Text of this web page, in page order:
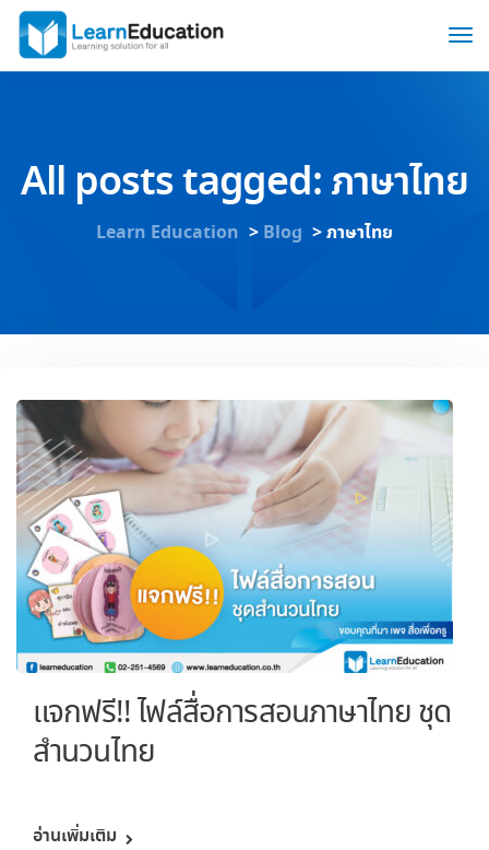
All posts tagged: ภาษาไทย
Learn Education > Blog >ภาษาไทย
แจกฟรี!! ไฟล์สื่อการสอนภาษาไทย ชุด
สำนวนไทย
อ่านเพิ่มเติม